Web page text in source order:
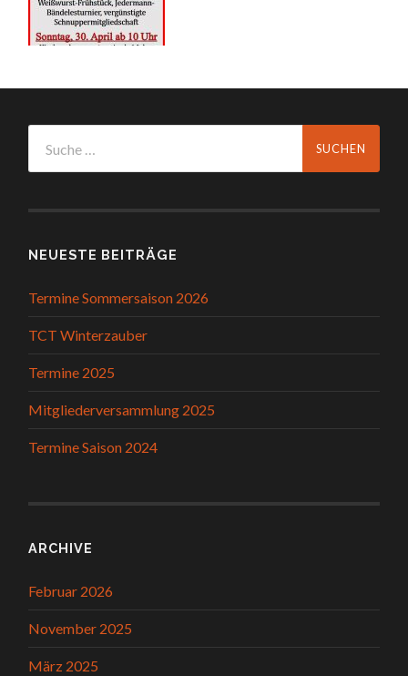
NEUESTE BEITRÄGE
Termine Sommersaison 2026
TCT Winterzauber
Termine 2025
Mitgliederversammlung 2025
Termine Saison 2024
ARCHIVE
Februar 2026
November 2025
März 2025